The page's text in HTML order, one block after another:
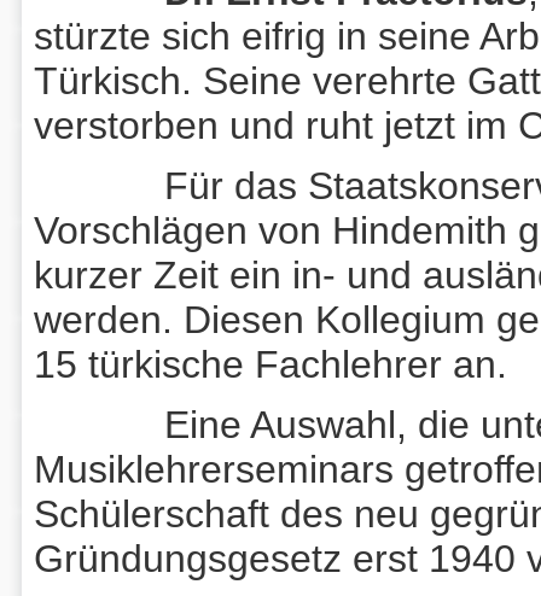
stürzte sich eifrig in seine
Türkisch. Seine verehrte
verstorben und ruht jetzt im
Für das
Vorschlägen von Hindemith
kurzer Zeit ein in- und
werden. Diesen Kollegium
15 türkische Fachlehrer an.
Eine Auswahl, die unter
Musiklehrerseminars
Schülerschaft des neu
Gründungsgesetz erst 1940